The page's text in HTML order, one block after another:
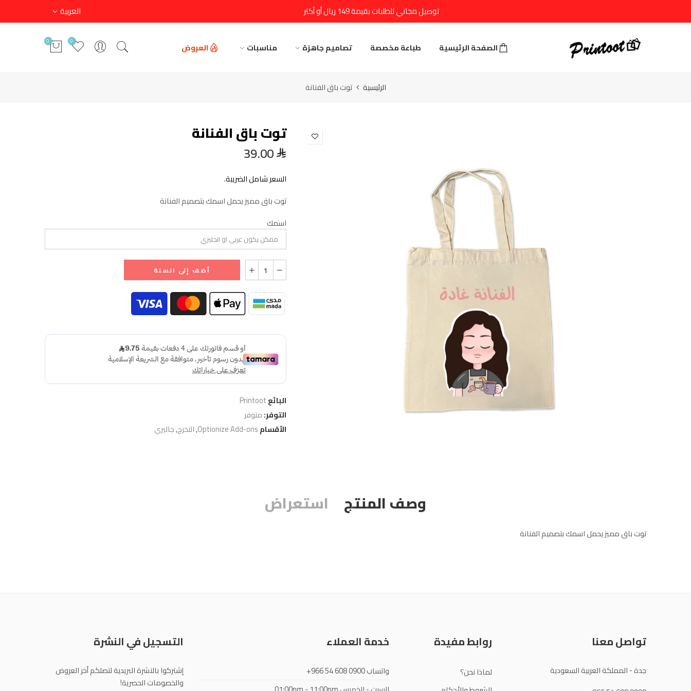
توصيل مجاني للطلبات بقيمة 149 ريال أو أكثر العربية
الصفحة الرئيسية طباعة مخصصة تصاميم جاهزة مناسبات العروض 0
0
الرئيسية توت باق الفنانة
توت باق الفنانة
39.00
السعر شامل الضريبة.
توت باق مميز يحمل اسمك بتصميم الفنانة
اسمك
أضف إلى السلة
البائعPrintoot
التوفر:متوفر
الأقسامOptionize Add-ons
,التخرج,جاليري
وصف المنتج استعراض
توت باق مميز يحمل اسمك بتصميم الفنانة
تواصل معنا
جدة - المملكة العربية السعودية
روابط مفيدة
لماذا نحن؟
خدمة العملاء
واتساب+966 54 608 0900
التسجيل في النشرة
إشتركوا بالنشرة البريدية لتصلكم أخر العروض
والخصومات الحصرية!